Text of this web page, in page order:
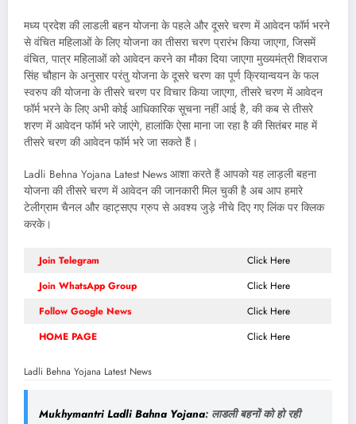
मध्य प्रदेश की लाडली बहन योजना के पहले और दूसरे चरण में आवेदन फॉर्म भरने
से वंचित महिलाओं के लिए योजना का तीसरा चरण प्रारंभ किया जाएगा, जिसमें
वंचित, पात्र महिलाओं को आवेदन करने का मौका दिया जाएगा मुख्यमंत्री शिवराज
सिंह चौहान के अनुसार परंतु योजना के दूसरे चरण का पूर्ण क्रियान्वयन के फल
स्वरुप की योजना के तीसरे चरण पर विचार किया जाएगा, तीसरे चरण में आवेदन
फॉर्म भरने के लिए अभी कोई आधिकारिक सूचना नहीं आई है, की कब से तीसरे
शरण में आवेदन फॉर्म भरे जाएंगे, हालांकि ऐसा माना जा रहा है की सितंबर माह में
तीसरे चरण की आवेदन फॉर्म भरे जा सकते हैं।
Ladli Behna Yojana Latest News आशा करते हैं आपको यह लाड़ली बहना
योजना की तीसरे चरण में आवेदन की जानकारी मिल चुकी है अब आप हमारे
टेलीग्राम चैनल और व्हाट्सएप ग्रुप से अवश्य जुड़े नीचे दिए गए लिंक पर क्लिक
करके।
Join Telegram
Click Here
Join WhatsApp Group
Click Here
Follow Google News
Click Here
HOME PAGE
Click Here
Ladli Behna Yojana Latest News
Mukhymantri Ladli Bahna Yojana: लाडली बहनों को हो रही